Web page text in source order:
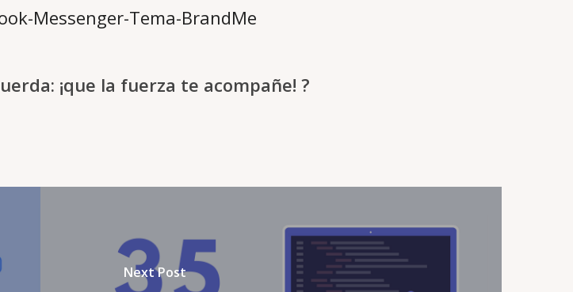
¡que la fuerza te acompañe! ?
Next Post